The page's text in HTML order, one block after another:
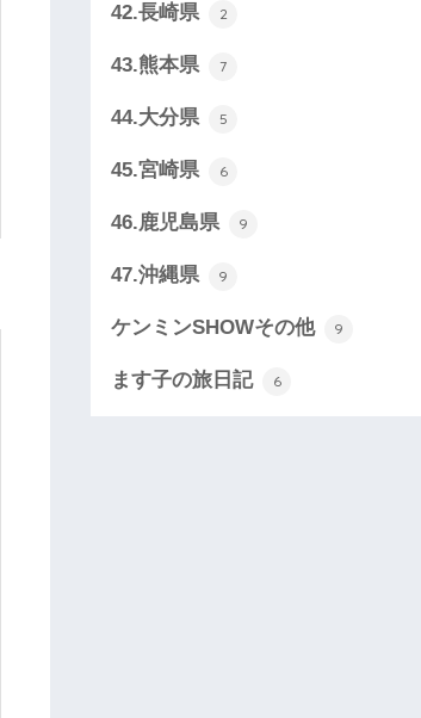
42.長崎県 2
43.熊本県 7
44.大分県 5
45.宮崎県 6
46.鹿児島県 9
47.沖縄県 9
ケンミンSHOWその他 9
ます子の旅日記 6